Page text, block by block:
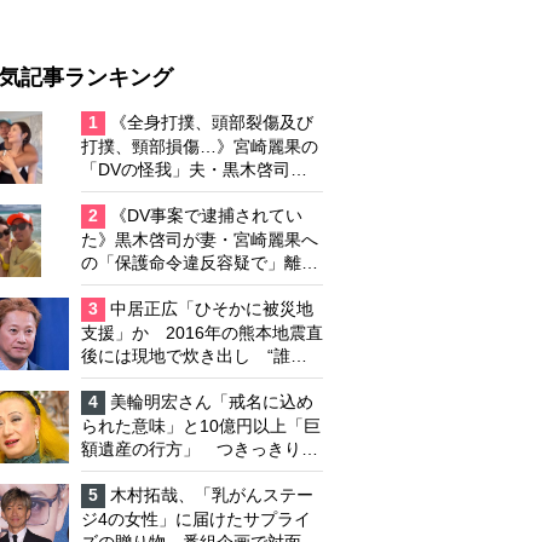
記事ランキング
1
《全身打撲、頭部裂傷及び
打撲、頸部損傷…》宮崎麗果の
「DVの怪我」夫・黒木啓司の
逮捕で始まる「夫婦の闘争」
2
《DV事案で逮捕されてい
た》黒木啓司が妻・宮崎麗果へ
の「保護命令違反容疑で」離婚
協議は「第二ステージ」へ
3
中居正広「ひそかに被災地
支援」か 2016年の熊本地震直
後には現地で炊き出し “誰に
も知られなくて良い”と、むし
ろ強まる福祉活動への思い
4
美輪明宏さん「戒名に込め
られた意味」と10億円以上「巨
額遺産の行方」 つきっきりで
私生活をサポートしていた元俳
優が相続か
5
木村拓哉、「乳がんステー
ジ4の女性」に届けたサプライ